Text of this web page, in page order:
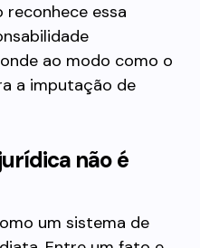
essa
ao modo como o
a imputação de
não é
um sistema de